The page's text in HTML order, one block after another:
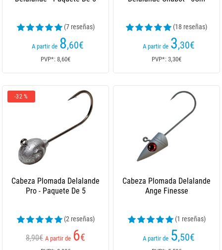
(7 reseñas)
A partir de 8,60€
PVP*: 8,60€
(18 reseñas)
A partir de 3,30€
PVP*: 3,30€
-32 %
Cabeza Plomada Delalande
Pro - Paquete De 5
(2 reseñas)
8,90€ A partir de 6€
Cabeza Plomada Delalande
Ange Finesse
(1 reseñas)
A partir de 5,50€